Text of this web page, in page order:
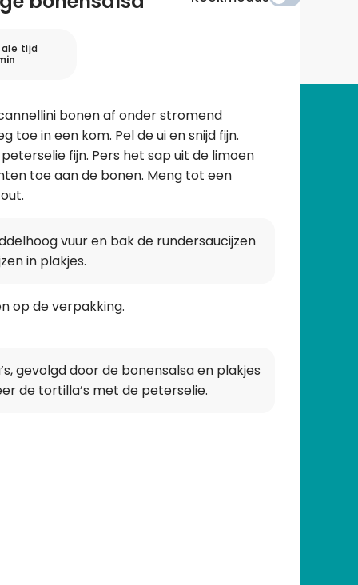
tijd
bonen af onder stromend
toe in een kom. Pel de ui en snijd fijn.
fijn. Pers het sap uit de limoen
toe aan de bonen. Meng tot een
vuur en bak de rundersaucijzen
in plakjes.
op de verpakking.
gevolgd door de bonensalsa en plakjes
de tortilla’s met de peterselie.